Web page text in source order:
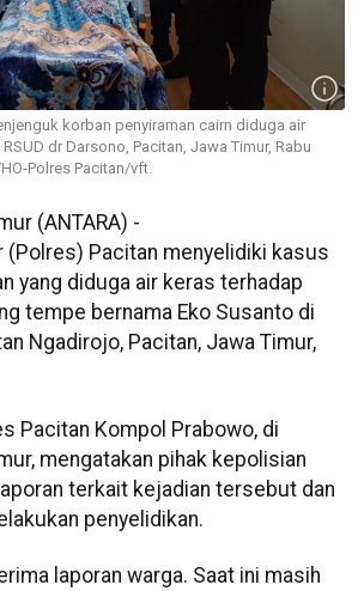
korban penyiraman cairn diduga air
dr Darsono, Pacitan, Jawa Timur, Rabu
Polres Pacitan/vft.
(ANTARA) -
(Polres) Pacitan menyelidiki kasus
yang diduga air keras terhadap
tempe bernama Eko Susanto di
Ngadirojo, Pacitan, Jawa Timur,
Pacitan Kompol Prabowo, di
mengatakan pihak kepolisian
terkait kejadian tersebut dan
penyelidikan.
laporan warga. Saat ini masih